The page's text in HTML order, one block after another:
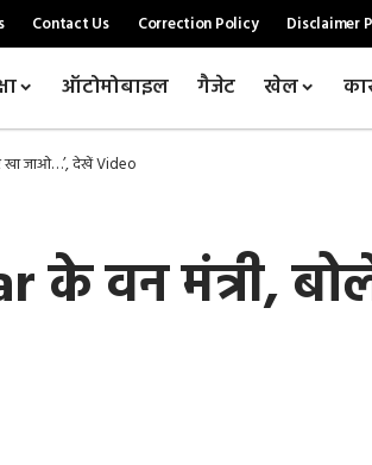
Contact Us Correction Policy Disclaimer
ऑटोमोबाइल गैजेट खेल
खा जाओ…’, देखें Video
के वन मंत्री,